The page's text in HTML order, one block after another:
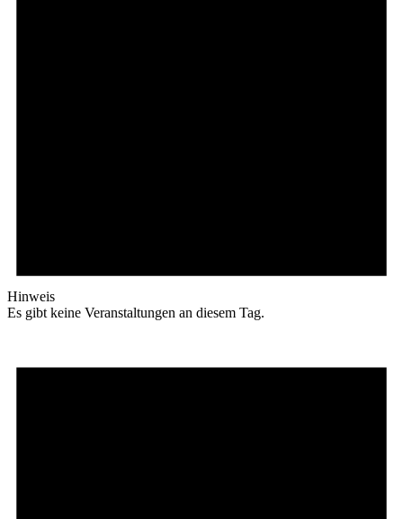
Hinweis
Es gibt keine Veranstaltungen an diesem Tag.